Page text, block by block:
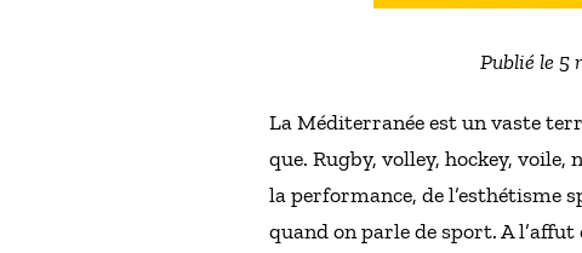
Publié le 5
La Méditerranée est un vaste
que. Rugby, volley, hockey,
la performance, de l’esthétisme
quand on parle de sport. A